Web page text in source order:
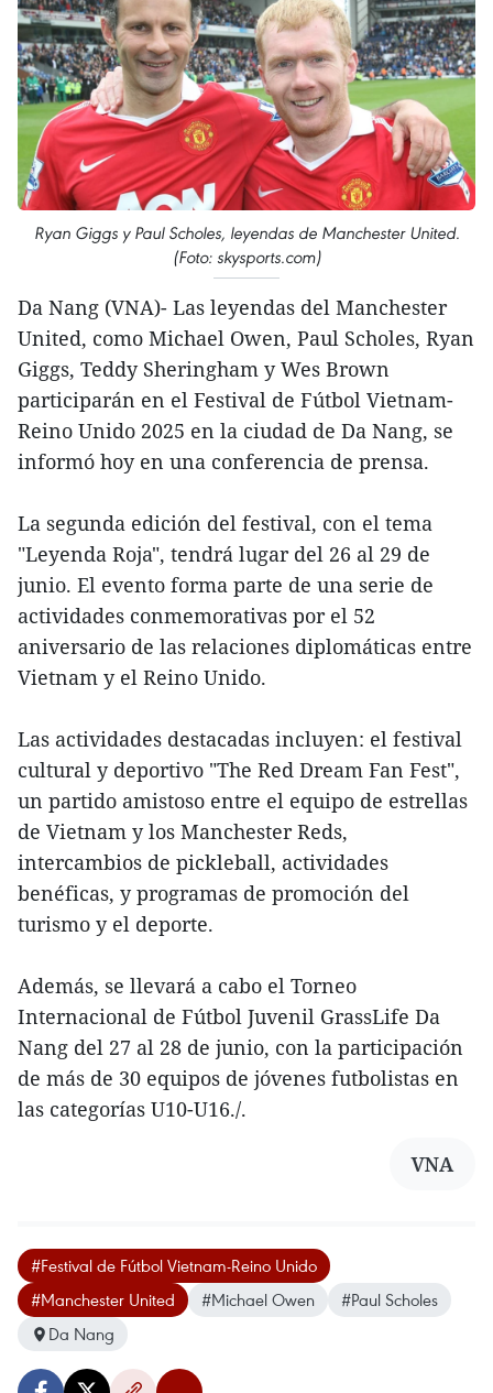
Ryan Giggs y Paul Scholes, leyendas de Manchester United.
(Foto: skysports.com)
Da Nang (VNA)- Las leyendas del Manchester
United, como Michael Owen, Paul Scholes, Ryan
Giggs, Teddy Sheringham y Wes Brown
participarán en el Festival de Fútbol Vietnam-
Reino Unido 2025 en la ciudad de Da Nang, se
informó hoy en una conferencia de prensa.
La segunda edición del festival, con el tema
"Leyenda Roja", tendrá lugar del 26 al 29 de
junio. El evento forma parte de una serie de
actividades conmemorativas por el 52
aniversario de las relaciones diplomáticas entre
Vietnam y el Reino Unido.
Las actividades destacadas incluyen: el festival
cultural y deportivo "The Red Dream Fan Fest",
un partido amistoso entre el equipo de estrellas
de Vietnam y los Manchester Reds,
intercambios de pickleball, actividades
benéficas, y programas de promoción del
turismo y el deporte.
Además, se llevará a cabo el Torneo
Internacional de Fútbol Juvenil GrassLife Da
Nang del 27 al 28 de junio, con la participación
de más de 30 equipos de jóvenes futbolistas en
las categorías U10-U16./.
VNA
#Festival de Fútbol Vietnam-Reino Unido
#Manchester United
#Michael Owen
#Paul Scholes
Da Nang